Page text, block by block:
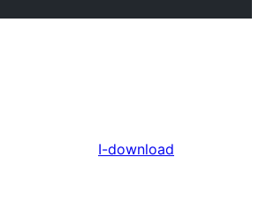
I-download